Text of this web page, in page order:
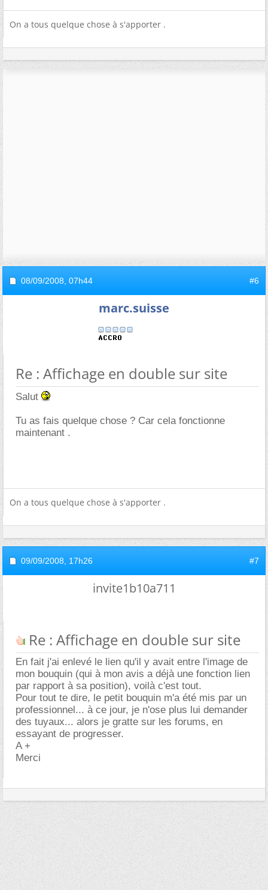
On a tous quelque chose à s'apporter .
08/09/2008, 07h44 #6
marc.suisse
Re : Affichage en double sur site
Salut
Tu as fais quelque chose ? Car cela fonctionne
maintenant .
On a tous quelque chose à s'apporter .
09/09/2008, 17h26 #7
invite1b10a711
Re : Affichage en double sur site
En fait j'ai enlevé le lien qu'il y avait entre l'image de
mon bouquin (qui à mon avis a déjà une fonction lien
par rapport à sa position), voilà c'est tout.
Pour tout te dire, le petit bouquin m'a été mis par un
professionnel... à ce jour, je n'ose plus lui demander
des tuyaux... alors je gratte sur les forums, en
essayant de progresser.
A +
Merci